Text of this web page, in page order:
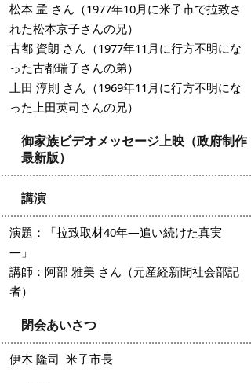
松本 孟 さん（1977年10月に米子市で拉致さ
れた松本京子さんの兄）
古都 資朗 さん（1977年11月に行方不明にな
った古都瑞子さんの弟）
上田 淳則 さん（1969年11月に行方不明にな
った上田英司さんの兄）
御家族ビデオメッセージ上映（政府制作
最新版）
講演
演題：「拉致取材40年―追い続けた真実
―」
講師：阿部 雅美 さん（元産経新聞社会部記
者）
閉会あいさつ
伊木 隆司 米子市長